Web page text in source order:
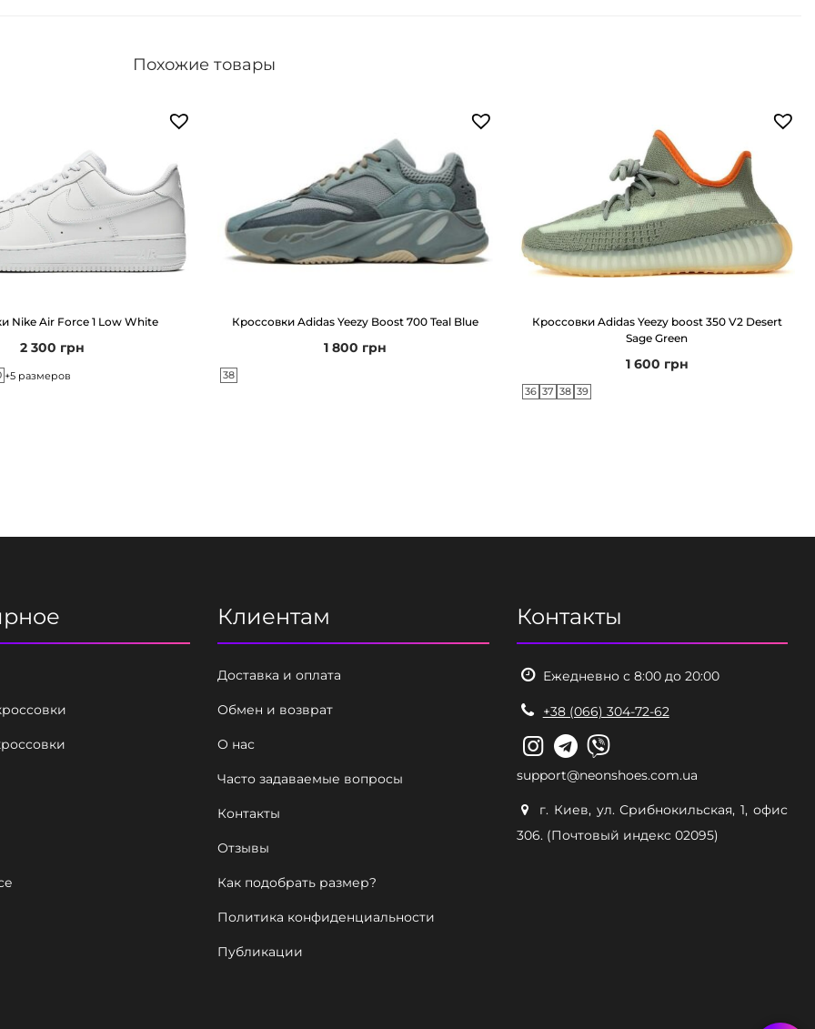
A
i
r
M
a
c
k
h
e
Похожие товары
Nike Air Force 1 Low White
2 300 грн
+5 размеров
Кроссовки Adidas Yeezy Boost 700 Teal Blue
1 800 грн
38
Кроссовки Adidas Yeezy boost 350 V2 Desert
Sage Green
1 600 грн
36 37 38 39
Клиентам
Доставка и оплата
Обмен и возврат
О нас
Часто задаваемые вопросы
Контакты
Отзывы
Как подобрать размер?
Политика конфиденциальности
Публикации
Контакты
Ежедневно с 8:00 до 20:00
+38 (066) 304-72-62
support@neonshoes.com.ua
г. Киев, ул. Срибнокильская, 1, офис
306. (Почтовый индекс 02095)